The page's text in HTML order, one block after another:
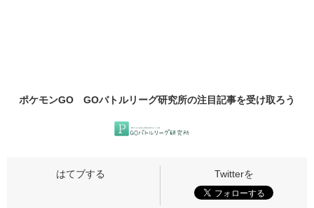
ポケモンGO GOバトルリーグ研究所の注目記事を受け取ろう